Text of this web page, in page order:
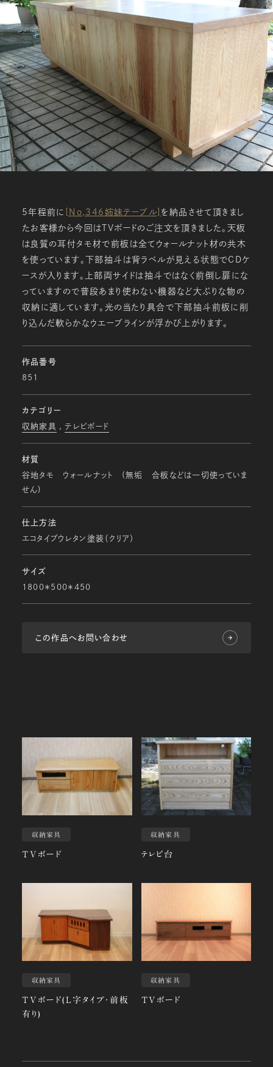
5年程前に [No,346姉妹テーブル] を納品させて頂きまし
たお客様から今回はＴＶボードのご注文を頂きました。天板
は良質の耳付タモ材で前板は全てウォールナット材の共木
を使っています。下部抽斗は背ラベルが見える状態でＣＤケ
ースが入ります。上部両サイドは抽斗ではなく前倒し扉にな
っていますので普段あまり使わない機器など大ぶりな物の
収納に適しています。光の当たり具合で下部抽斗前板に削
り込んだ軟らかなウエーブラインが浮かび上がります。
作品番号
851
カテゴリー
収納家具 テレビボード
材質
谷地タモ ウォールナット (無垢 合板などは一切使っていま
せん)
仕上方法
エコタイプウレタン塗装（クリア）
サイズ
1800＊500＊450
この作品へお問い合わせ
収納家具
TVボード
収納家具
テレビ台
収納家具
TVボード(L字タイプ・前板
有り)
収納家具
TVボード